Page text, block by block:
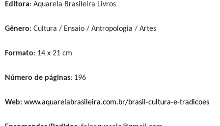
Editora: Aquarela Brasileira Livros
Gênero: Cultura / Ensaio / Antropologia / Artes
Formato: 14 x 21 cm
Número de páginas: 196
Web: www.aquarelabrasileira.com.br/brasil-cultura-e-tradicoes